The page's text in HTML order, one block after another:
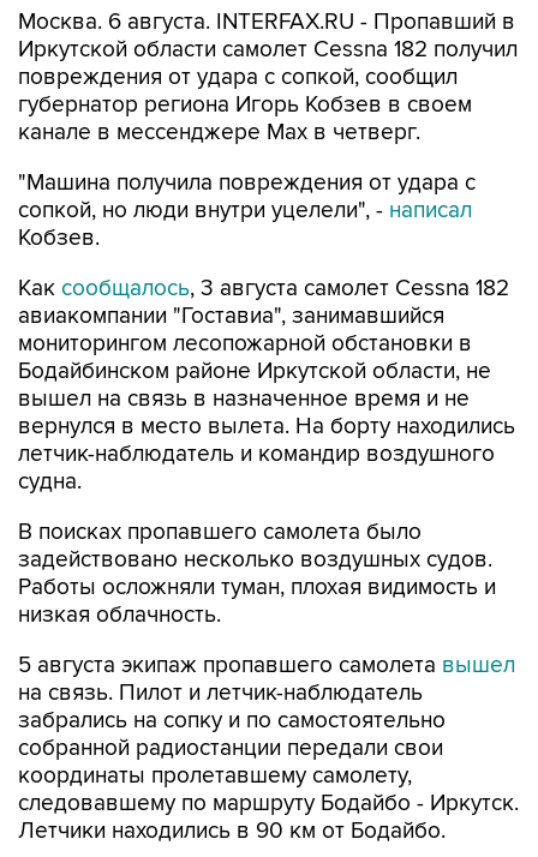
Москва. 6 августа. INTERFAX.RU - Пропавший в
Иркутской области самолет Cessna 182 получил
повреждения от удара с сопкой, сообщил
губернатор региона Игорь Кобзев в своем
канале в мессенджере Мах в четверг.
"Машина получила повреждения от удара с
сопкой, но люди внутри уцелели", - написал
Кобзев.
Как сообщалось, 3 августа самолет Cessna 182
авиакомпании "Гоставиа", занимавшийся
мониторингом лесопожарной обстановки в
Бодайбинском районе Иркутской области, не
вышел на связь в назначенное время и не
вернулся в место вылета. На борту находились
летчик-наблюдатель и командир воздушного
судна.
В поисках пропавшего самолета было
задействовано несколько воздушных судов.
Работы осложняли туман, плохая видимость и
низкая облачность.
5 августа экипаж пропавшего самолета вышел
на связь. Пилот и летчик-наблюдатель
забрались на сопку и по самостоятельно
собранной радиостанции передали свои
координаты пролетавшему самолету,
следовавшему по маршруту Бодайбо - Иркутск.
Летчики находились в 90 км от Бодайбо.